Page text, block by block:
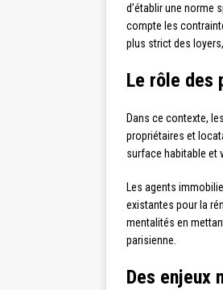
d’établir une norme
compte les
plus strict des
Le rôle des
Dans ce contexte,
propriétaires et
surface habitable et
Les agents
existantes pour la
mentalités en
parisienne.
Des enjeux